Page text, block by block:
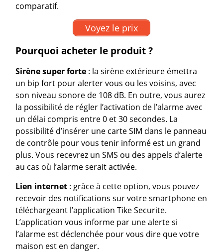
comparatif.
Voyez le prix
Pourquoi acheter le produit ?
Sirène super forte : la sirène extérieure émettra
un bip fort pour alerter vous ou les voisins, avec
son niveau sonore de 108 dB. En outre, vous aurez
la possibilité de régler l’activation de l’alarme avec
un délai compris entre 0 et 30 secondes. La
possibilité d’insérer une carte SIM dans le panneau
de contrôle pour vous tenir informé est un grand
plus. Vous recevrez un SMS ou des appels d’alerte
au cas où l’alarme serait activée.
Lien internet : grâce à cette option, vous pouvez
recevoir des notifications sur votre smartphone en
téléchargeant l’application Tike Securite.
L’application vous informe par une alerte si
l’alarme est déclenchée pour vous dire que votre
maison est en danger.